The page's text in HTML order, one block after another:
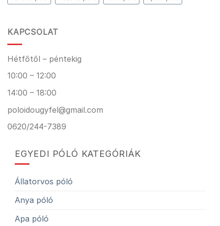
KAPCSOLAT
Hétfőtől – péntekig
10:00 – 12:00
14:00 – 18:00
poloidougyfel@gmail.com
0620/244-7389
EGYEDI PÓLÓ KATEGÓRIÁK
Állatorvos póló
Anya póló
Apa póló